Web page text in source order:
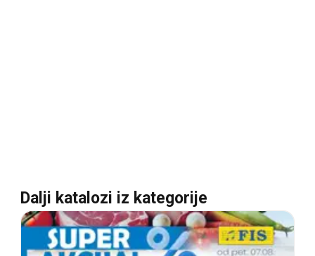
Dalji katalozi iz kategorije